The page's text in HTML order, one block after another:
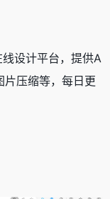
设计平台，提供A
片压缩等，每日更